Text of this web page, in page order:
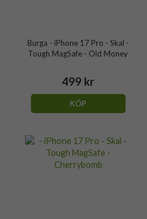
Burga - iPhone 17 Pro - Skal -
Tough MagSafe - Old Money
499 kr
KÖP